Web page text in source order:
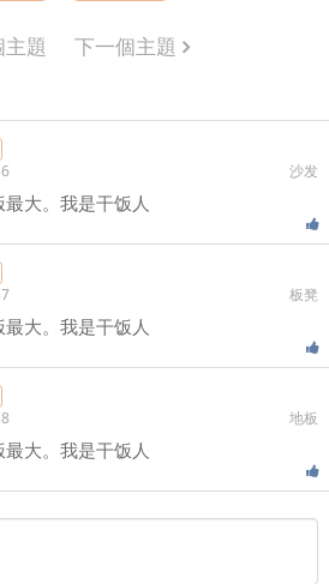
題 下一個主題
沙发
大。我是干饭人
板凳
大。我是干饭人
地板
大。我是干饭人